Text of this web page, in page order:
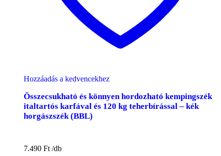
Hozzáadás a kedvencekhez
Összecsukható és könnyen hordozható kempingszék
italtartós karfával és 120 kg teherbírással – kék
horgászszék (BBL)
7.490 Ft